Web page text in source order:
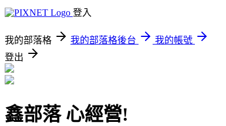
登入
我的部落格 我的部落格後台
我的帳號
登出
鑫部落 心經營!